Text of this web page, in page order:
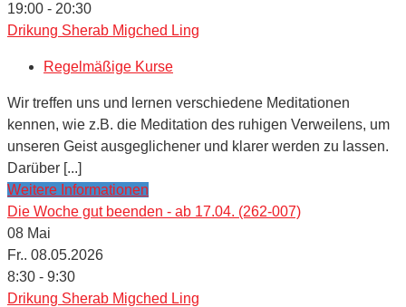
19:00 - 20:30
Drikung Sherab Migched Ling
Regelmäßige Kurse
Wir treffen uns und lernen verschiedene Meditationen
kennen, wie z.B. die Meditation des ruhigen Verweilens, um
unseren Geist ausgeglichener und klarer werden zu lassen.
Darüber [...]
Weitere Informationen
Die Woche gut beenden - ab 17.04. (262-007)
08 Mai
Fr.. 08.05.2026
8:30 - 9:30
Drikung Sherab Migched Ling